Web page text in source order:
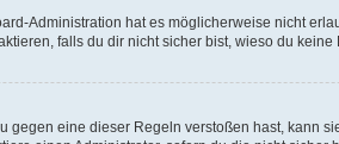
Administration hat es möglicherweise nicht
falls du dir nicht sicher bist, wieso du keine
eine dieser Regeln verstoßen hast, kann